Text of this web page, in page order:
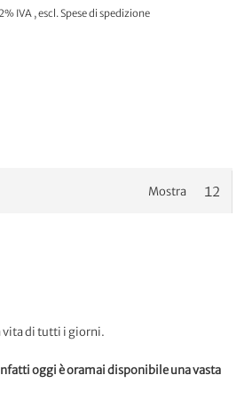
IVA ,escl.Spese di spedizione
Mostra
vita di tutti i giorni.
oggi è oramai disponibile una vasta